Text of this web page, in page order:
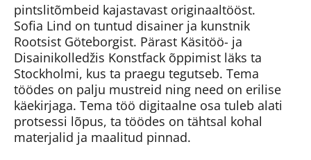
pintslitõmbeid kajastavast originaaltööst.
Sofia Lind on tuntud disainer ja kunstnik
Rootsist Göteborgist. Pärast Käsitöö- ja
Disainikolledžis Konstfack õppimist läks ta
Stockholmi, kus ta praegu tegutseb. Tema
töödes on palju mustreid ning need on erilise
käekirjaga. Tema töö digitaalne osa tuleb alati
protsessi lõpus, ta töödes on tähtsal kohal
materjalid ja maalitud pinnad.